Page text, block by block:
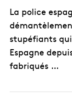
La police
stupéfiants
Espagne
fabriqués …